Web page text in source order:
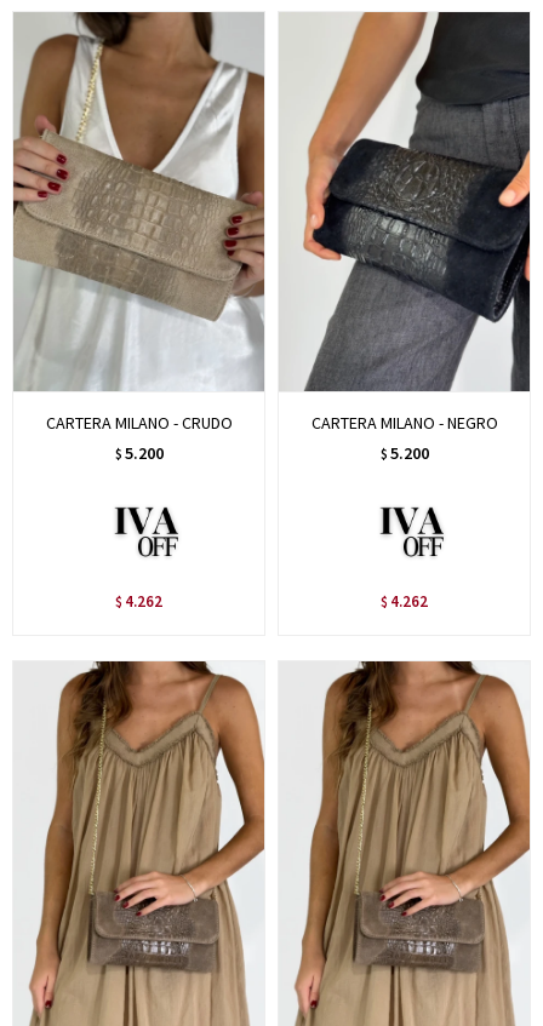
CARTERA MILANO - CRUDO
$ 5.200
$ 4.262
CARTERA MILANO - NEGRO
$ 5.200
$ 4.262